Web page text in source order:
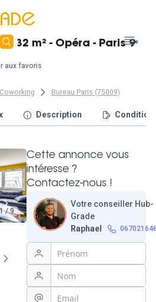
32 m² - Opéra - Paris 9ᵉ
aux favoris
Coworking Bureau Paris (75009)
Description
/ 9
Cette annonce vous
intéresse ?
Contactez-nous !
Votre conseiller Hub-
Grade
Raphael